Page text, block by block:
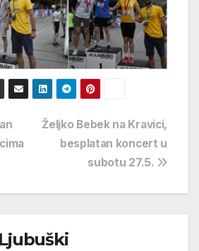
Željko Bebek na Kravici,
besplatan koncert u
subotu 27.5.